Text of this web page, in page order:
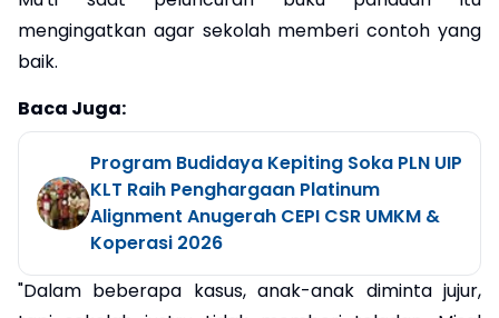
mengingatkan agar sekolah memberi contoh yang
baik.
Baca Juga:
Program Budidaya Kepiting Soka PLN UIP
KLT Raih Penghargaan Platinum
Alignment Anugerah CEPI CSR UMKM &
Koperasi 2026
"Dalam beberapa kasus, anak-anak diminta jujur,